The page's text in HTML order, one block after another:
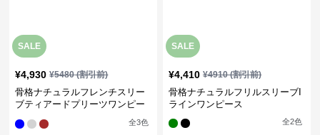
SALE
¥4,930 ¥5480(割引前)
骨格ナチュラルフレンチスリー
ブティアードプリーツワンピー
全3色
SALE
¥4,410 ¥4910(割引前)
骨格ナチュラルフリルスリーブI
ラインワンピース
全2色